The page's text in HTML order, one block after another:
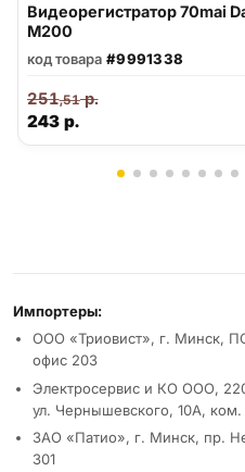
Видеорегистратор 70mai
M200
код товара #9991338
243 р.
251,51р.
Реквизиты и
Импортеры:
ООО «Триовист», г. Минск,
офис 203
Электросервис и КО ООО,
ул. Чернышевского, 10А, ком.
ЗАО «Патио», г. Минск, пр.
301